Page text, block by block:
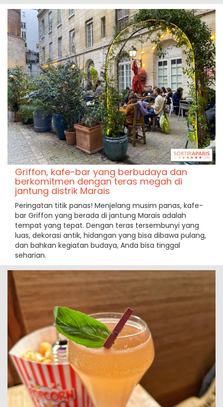
Griffon, kafe-bar yang berbudaya dan
berkomitmen dengan teras megah di
jantung distrik Marais
Peringatan titik panas! Menjelang musim panas, kafe-
bar Griffon yang berada di jantung Marais adalah
tempat yang tepat. Dengan teras tersembunyi yang
luas, dekorasi antik, hidangan yang bisa dibawa pulang,
dan bahkan kegiatan budaya, Anda bisa tinggal
seharian.